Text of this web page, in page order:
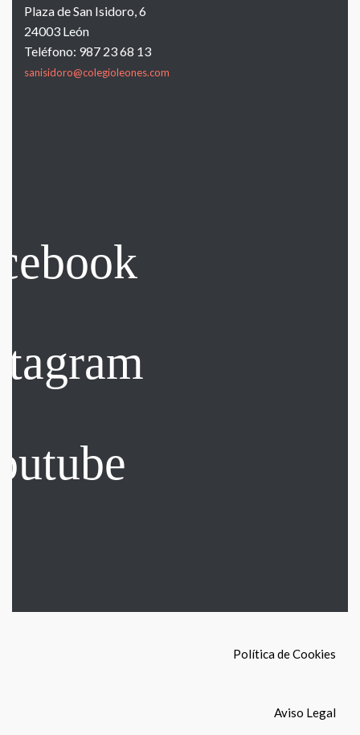
Plaza de San Isidoro, 6
24003 León
Teléfono: 987 23 68 13
sanisidoro@colegioleones.com
Política de Cookies
Aviso Legal